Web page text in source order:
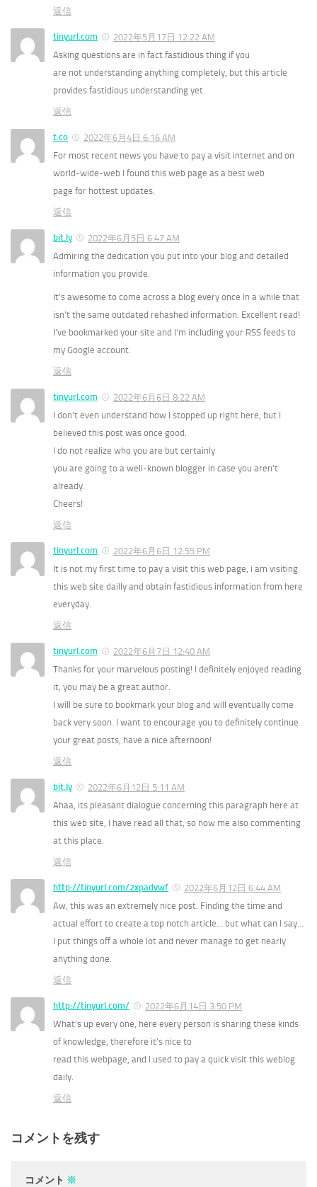
返信
tinyurl.com
2022年5月17日 12:22 AM
Asking questions are in fact fastidious thing if you
are not understanding anything completely, but this article
provides fastidious understanding yet.
返信
t.co
2022年6月4日 6:16 AM
For most recent news you have to pay a visit internet and on
world-wide-web I found this web page as a best web
page for hottest updates.
返信
bit.ly
2022年6月5日 6:47 AM
Admiring the dedication you put into your blog and detailed
information you provide.
It’s awesome to come across a blog every once in a while that
isn’t the same outdated rehashed information. Excellent read!
I’ve bookmarked your site and I’m including your RSS feeds to
my Google account.
返信
tinyurl.com
2022年6月6日 8:22 AM
I don’t even understand how I stopped up right here, but I
believed this post was once good.
I do not realize who you are but certainly
you are going to a well-known blogger in case you aren’t
already.
Cheers!
返信
tinyurl.com
2022年6月6日 12:55 PM
It is not my first time to pay a visit this web page, i am visiting
this web site dailly and obtain fastidious information from here
everyday.
返信
tinyurl.com
2022年6月7日 12:40 AM
Thanks for your marvelous posting! I definitely enjoyed reading
it, you may be a great author.
I will be sure to bookmark your blog and will eventually come
back very soon. I want to encourage you to definitely continue
your great posts, have a nice afternoon!
返信
bit.ly
2022年6月12日 5:11 AM
Ahaa, its pleasant dialogue concerning this paragraph here at
this web site, I have read all that, so now me also commenting
at this place.
返信
http://tinyurl.com/2xpadvwf
2022年6月12日 6:44 AM
Aw, this was an extremely nice post. Finding the time and
actual effort to create a top notch article… but what can I say…
I put things off a whole lot and never manage to get nearly
anything done.
返信
http://tinyurl.com/
2022年6月14日 3:50 PM
What’s up every one, here every person is sharing these kinds
of knowledge, therefore it’s nice to
read this webpage, and I used to pay a quick visit this weblog
daily.
返信
コメントを残す
コメント ※